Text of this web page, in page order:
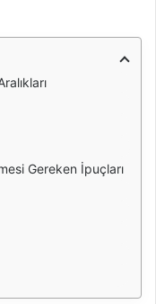
Gereken İpuçları